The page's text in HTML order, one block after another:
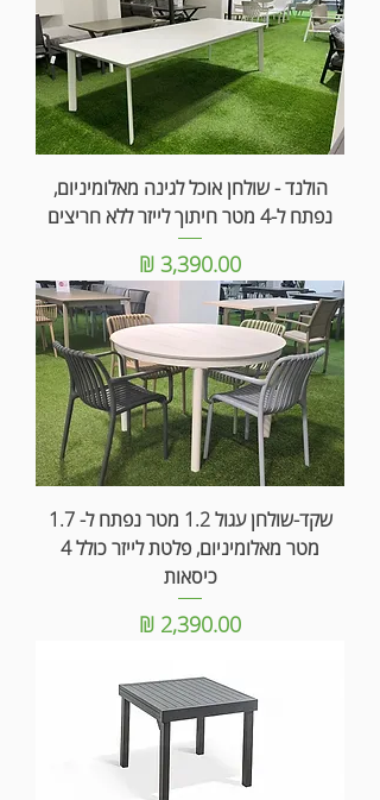
הולנד - שולחן אוכל לגינה מאלומיניום,
נפתח ל-4 מטר חיתוך לייזר ללא חריצים
מחיר
שקד-שולחן עגול 1.2 מטר נפתח ל- 1.7
מטר מאלומיניום, פלטת לייזר כולל 4
כיסאות
מחיר